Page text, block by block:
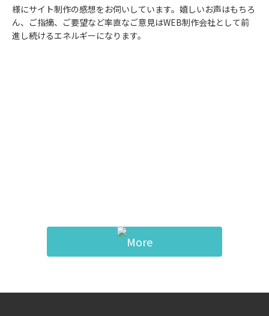
様にサイト制作の感想をお伺いしています。嬉しいお声はもちろ
ん、ご指摘、ご要望など率直なご意見はWEB制作会社として前
進し続けるエネルギーになります。